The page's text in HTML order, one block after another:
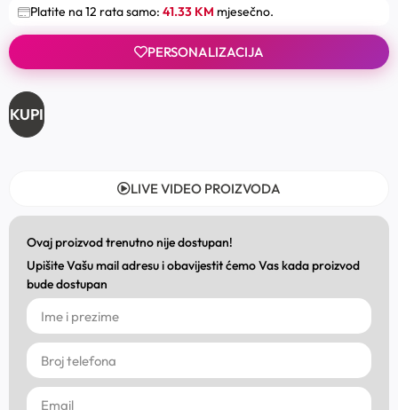
Platite na 12 rata samo: 41.33 KM mjesečno.
PERSONALIZACIJA
KUPI
LIVE VIDEO PROIZVODA
Ovaj proizvod trenutno nije dostupan!
Upišite Vašu mail adresu i obavijestit ćemo Vas kada proizvod
bude dostupan